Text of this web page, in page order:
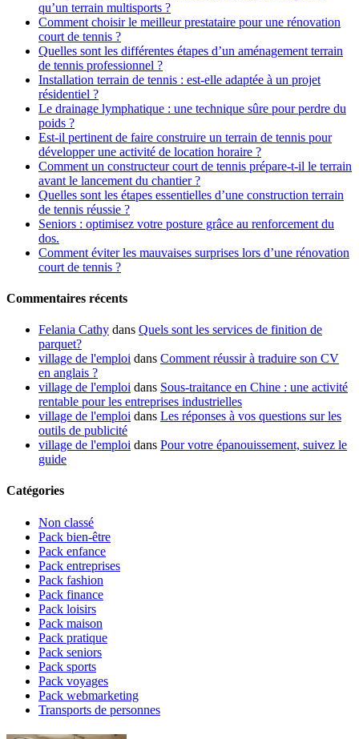
qu’un terrain multisports ?
Comment choisir le meilleur prestataire pour une rénovation
court de tennis ?
Quelles sont les différentes étapes d’un aménagement terrain
de tennis professionnel ?
Installation terrain de tennis : est-elle adaptée à un projet
résidentiel ?
Le drainage lymphatique : une technique sûre pour perdre du
poids ?
Est-il pertinent de faire construire un terrain de tennis pour
développer une activité de location horaire ?
Comment un constructeur court de tennis prépare-t-il le terrain
avant le lancement du chantier ?
Quelles sont les étapes essentielles d’une construction terrain
de tennis réussie ?
Seniors : optimisez votre posture grâce au renforcement du
dos.
Comment éviter les mauvaises surprises lors d’une rénovation
court de tennis ?
Commentaires récents
Felania Cathy dans Quels sont les services de finition de
parquet?
village de l'emploi dans Comment réussir à traduire son CV
en anglais ?
village de l'emploi dans Sous-traitance en Chine : une activité
rentable pour les entreprises industrielles
village de l'emploi dans Les réponses à vos questions sur les
outils de publicité
village de l'emploi dans Pour votre épanouissement, suivez le
guide
Catégories
Non classé
Pack bien-être
Pack enfance
Pack entreprises
Pack fashion
Pack finance
Pack loisirs
Pack maison
Pack pratique
Pack seniors
Pack sports
Pack voyages
Pack webmarketing
Transports de personnes